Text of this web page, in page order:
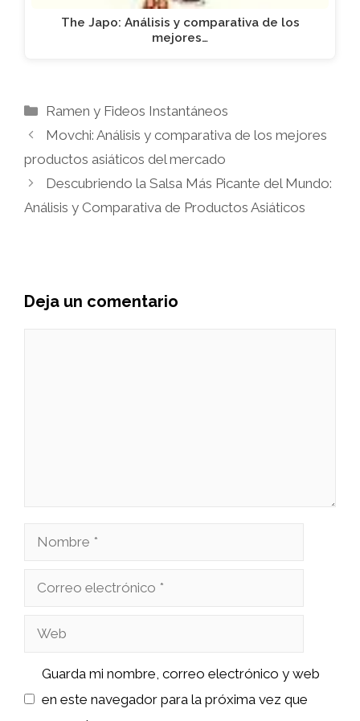
The Japo: Análisis y comparativa de los
mejores…
Categorías
Ramen y Fideos Instantáneos
Movchi: Análisis y comparativa de los mejores
productos asiáticos del mercado
Descubriendo la Salsa Más Picante del Mundo:
Análisis y Comparativa de Productos Asiáticos
Deja un comentario
Nombre
Correo
Web
Guarda mi nombre, correo electrónico y web
en este navegador para la próxima vez que